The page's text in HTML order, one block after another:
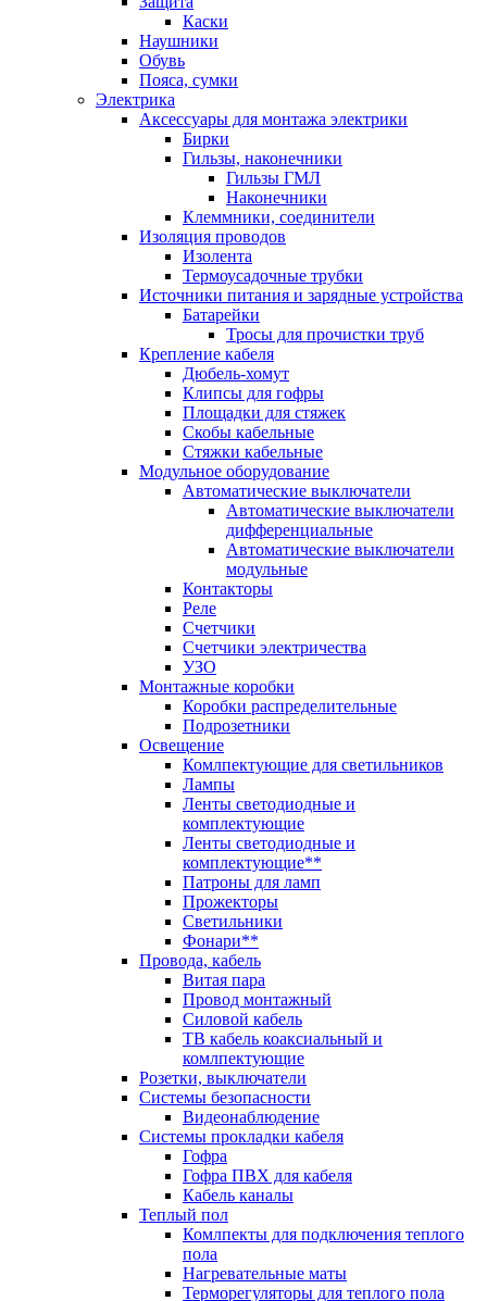
Каски
Наушники
Обувь
Пояса, сумки
Электрика
Аксессуары для монтажа электрики
Бирки
Гильзы, наконечники
Гильзы ГМЛ
Наконечники
Клеммники, соединители
Изоляция проводов
Изолента
Термоусадочные трубки
Источники питания и зарядные устройства
Батарейки
Тросы для прочистки труб
Крепление кабеля
Дюбель-хомут
Клипсы для гофры
Площадки для стяжек
Скобы кабельные
Стяжки кабельные
Модульное оборудование
Автоматические выключатели
Автоматические выключатели
дифференциальные
Автоматические выключатели
модульные
Контакторы
Реле
Счетчики
Счетчики электричества
УЗО
Монтажные коробки
Коробки распределительные
Подрозетники
Освещение
Комлпектующие для светильников
Лампы
Ленты светодиодные и
комплектующие
Ленты светодиодные и
комплектующие**
Патроны для ламп
Прожекторы
Светильники
Фонари**
Провода, кабель
Витая пара
Провод монтажный
Силовой кабель
ТВ кабель коаксиальный и
комлпектующие
Розетки, выключатели
Системы безопасности
Видеонаблюдение
Системы прокладки кабеля
Гофра
Гофра ПВХ для кабеля
Кабель каналы
Теплый пол
Комлпекты для подключения теплого
пола
Нагревательные маты
Терморегуляторы для теплого пола